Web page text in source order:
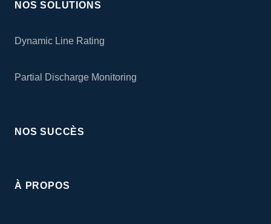
NOS SOLUTIONS
Dynamic Line Rating
Partial Discharge Monitoring
NOS SUCCÈS
À PROPOS